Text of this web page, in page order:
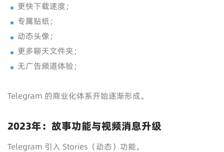
更快下载速度；
专属贴纸；
动态头像；
更多聊天文件夹；
无广告频道体验；
Telegram 的商业化体系开始逐渐形成。
2023年：故事功能与视频消息升级
Telegram 引入 Stories（动态）功能。